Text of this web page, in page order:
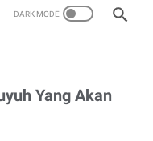
Yang Akan